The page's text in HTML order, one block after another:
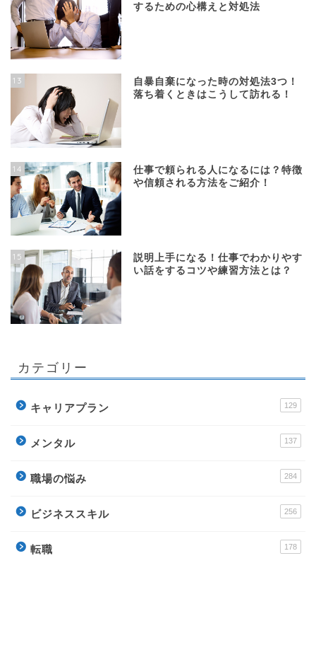
するための心構えと対処法
13
自暴自棄になった時の対処法3つ！
落ち着くときはこうして訪れる！
14
仕事で頼られる人になるには？特徴
や信頼される方法をご紹介！
15
説明上手になる！仕事でわかりやす
い話をするコツや練習方法とは？
カテゴリー
キャリアプラン 129
メンタル 137
職場の悩み 284
ビジネススキル 256
転職 178